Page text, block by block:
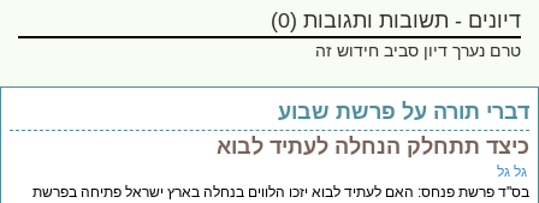
דיונים - תשובות ותגובות (0)
טרם נערך דיון סביב חידוש זה
תורה על פרשת שבוע
תתחלק הנחלה לעתיד לבוא
גל
פרשת פנחס: האם לעתיד לבוא יזכו הלווים בנחלה בארץ ישראל פתיחה בפרשת